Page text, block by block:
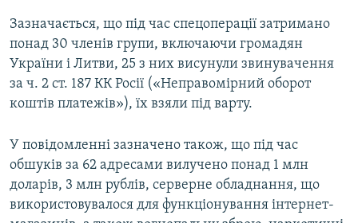
Зазначається, що під час спецоперації затримано
понад 30 членів групи, включаючи громадян
України і Литви, 25 з них висунули звинувачення
за ч. 2 ст. 187 КК Росії («Неправомірний оборот
коштів платежів»), їх взяли під варту.
У повідомленні зазначено також, що під час
обшуків за 62 адресами вилучено понад 1 млн
доларів, 3 млн рублів, серверне обладнання, що
використовувалося для функціонування інтернет-